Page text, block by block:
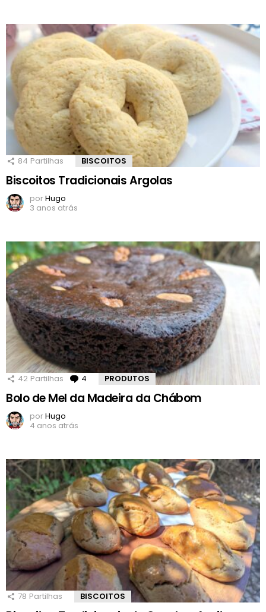
84 Partilhas BISCOITOS
Biscoitos Tradicionais Argolas
porHugo
3 anos atrás
42 Partilhas 4 Comentários
PRODUTOS
Bolo de Mel da Madeira da Chábom
porHugo
4 anos atrás
78 Partilhas BISCOITOS